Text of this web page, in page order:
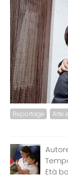
Reportage Arte
Età